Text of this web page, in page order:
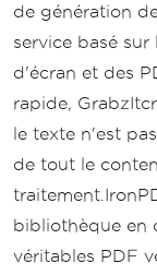
de génération
service basé
d'écran et des
rapide,
le texte n'est
de tout le
bibliothèque en
véritables PDF